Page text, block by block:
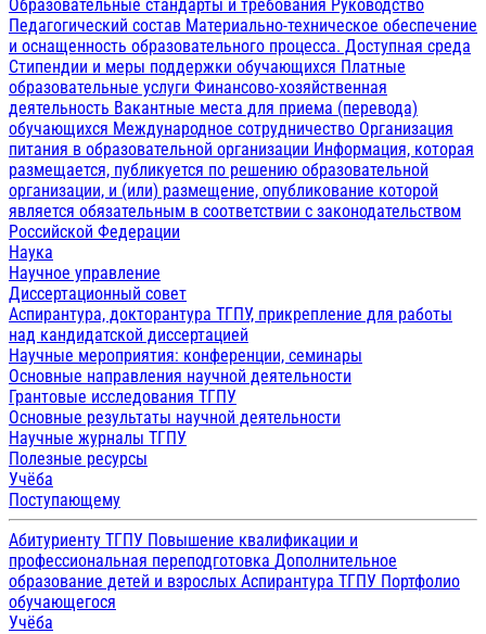
Образовательные стандарты и требования Руководство
Педагогический состав Материально-техническое обеспечение
и оснащенность образовательного процесса. Доступная среда
Стипендии и меры поддержки обучающихся Платные
образовательные услуги Финансово-хозяйственная
деятельность Вакантные места для приема (перевода)
обучающихся Международное сотрудничество Организация
питания в образовательной организации Информация, которая
размещается, публикуется по решению образовательной
организации, и (или) размещение, опубликование которой
является обязательным в соответствии с законодательством
Российской Федерации
Наука
Научное управление
Диссертационный совет
Аспирантура, докторантура ТГПУ, прикрепление для работы
над кандидатской диссертацией
Научные мероприятия: конференции, семинары
Основные направления научной деятельности
Грантовые исследования ТГПУ
Основные результаты научной деятельности
Научные журналы ТГПУ
Полезные ресурсы
Учёба
Поступающему
Абитуриенту ТГПУ Повышение квалификации и
профессиональная переподготовка Дополнительное
образование детей и взрослых Аспирантура ТГПУ Портфолио
обучающегося
Учёба